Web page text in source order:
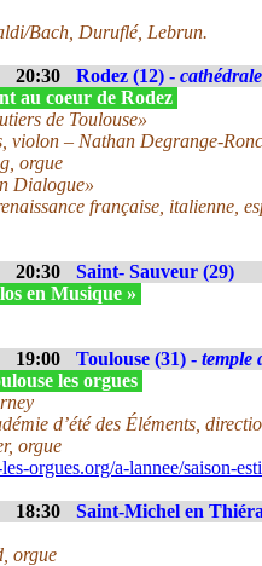
Bach, Duruflé, Lebrun.
20:30 Rodez (12) - cathédrale
au coeur de Rodez
de Toulouse»
violon – Nathan Degrange-
orgue
Dialogue»
française, italienne,
20:30 Saint- Sauveur (29)
en Musique »
19:00 Toulouse (31) - temple
les orgues
d’été des Éléments,
orgue
orgues.org/a-lannee/saison-
18:30 Saint-Michel en
orgue